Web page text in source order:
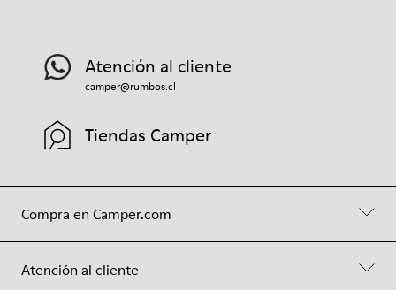
Compra en Camper.com
Atención al cliente
Atención al cliente
camper@rumbos.cl
Tiendas Camper